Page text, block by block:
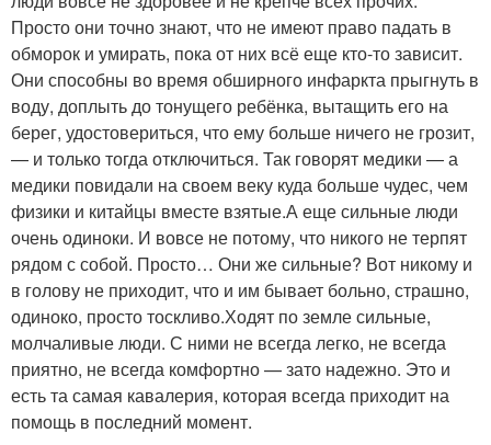
Просто они точно знают, что не имеют право падать в
обморок и умирать, пока от них всё еще кто-то зависит.
Они способны во время обширного инфаркта прыгнуть в
воду, доплыть до тонущего ребёнка, вытащить его на
берег, удостовериться, что ему больше ничего не грозит,
— и только тогда отключиться. Так говорят медики — а
медики повидали на своем веку куда больше чудес, чем
физики и китайцы вместе взятые.А еще сильные люди
очень одиноки. И вовсе не потому, что никого не терпят
рядом с собой. Просто… Они же сильные? Вот никому и
в голову не приходит, что и им бывает больно, страшно,
одиноко, просто тоскливо.Ходят по земле сильные,
молчаливые люди. С ними не всегда легко, не всегда
приятно, не всегда комфортно — зато надежно. Это и
есть та самая кавалерия, которая всегда приходит на
помощь в последний момент.